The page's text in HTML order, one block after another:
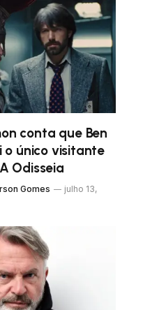
conta que Ben
o único visitante
Odisseia
Gomes
julho 13,